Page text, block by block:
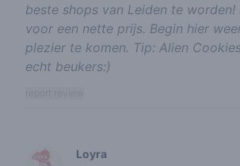
beste shops van Leiden te
voor een nette prijs. Begin hier
plezier te komen. Tip: Alien
echt beukers:)
Loyra